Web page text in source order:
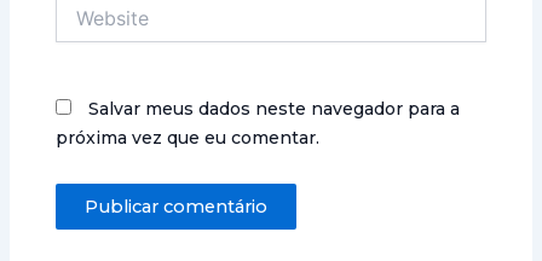
Salvar meus dados neste navegador para a
próxima vez que eu comentar.